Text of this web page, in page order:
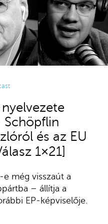
és az EU
1×21]
még visszaút a
– állítja a
EP-képviselője.